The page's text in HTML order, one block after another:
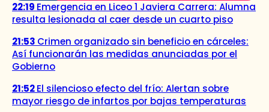
22:19 Emergencia en Liceo 1 Javiera Carrera: Alumna
resulta lesionada al caer desde un cuarto piso
21:53 Crimen organizado sin beneficio en cárceles:
Así funcionarán las medidas anunciadas por el
Gobierno
21:52El silencioso efecto del frío: Alertan sobre
mayor riesgo de infartos por bajas temperaturas